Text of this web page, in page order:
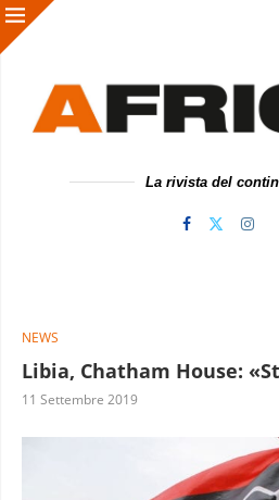
La rivista del
NEWS
Libia, Chatham House:
11 Settembre 2019